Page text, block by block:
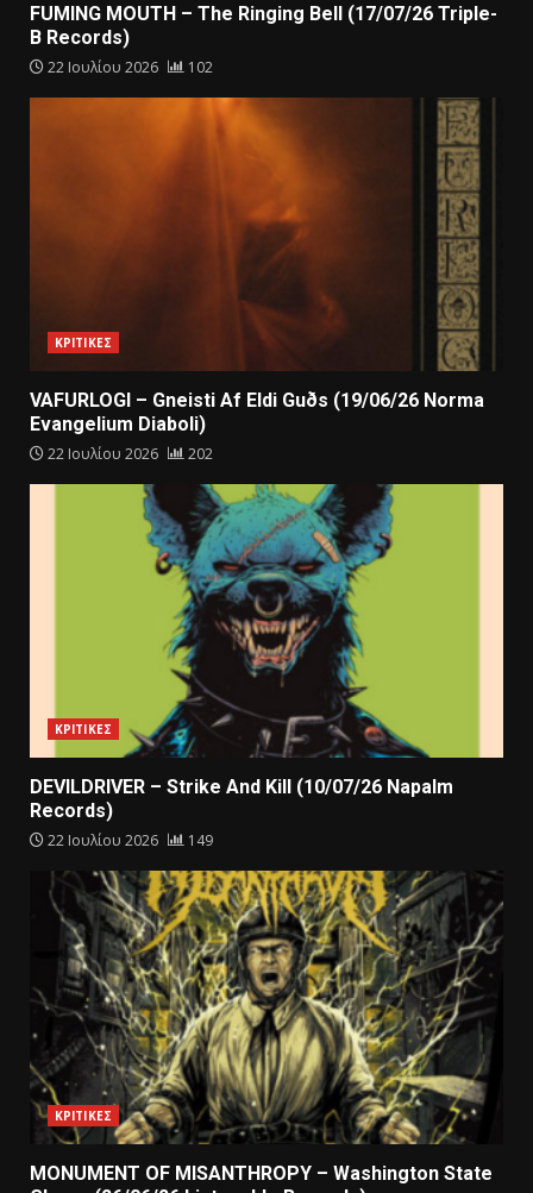
FUMING MOUTH – The Ringing Bell (17/07/26 Triple-
B Records)
22 Ιουλίου 2026 102
ΚΡΙΤΙΚΕΣ
VAFURLOGI – Gneisti Af Eldi Guðs (19/06/26 Norma
Evangelium Diaboli)
22 Ιουλίου 2026 202
ΚΡΙΤΙΚΕΣ
DEVILDRIVER – Strike And Kill (10/07/26 Napalm
Records)
22 Ιουλίου 2026 149
ΚΡΙΤΙΚΕΣ
MONUMENT OF MISANTHROPY – Washington State